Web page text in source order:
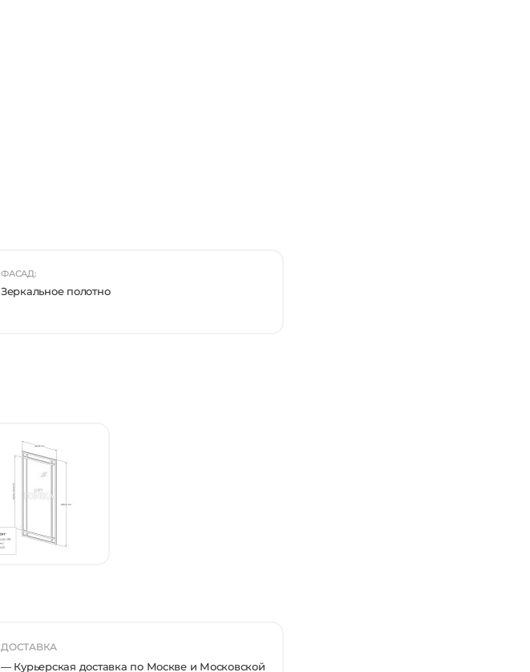
ФАСАД:
Зеркальное полотно
ДОСТАВКА
— Курьерская доставка по Москве и Московской